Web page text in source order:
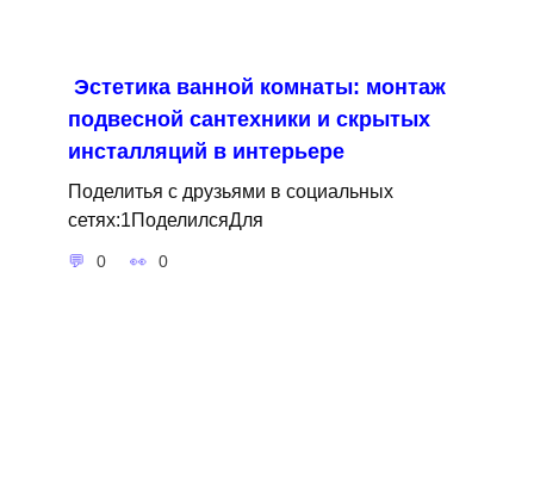
Эстетика ванной комнаты: монтаж
подвесной сантехники и скрытых
инсталляций в интерьере
Поделитья с друзьями в социальных
сетях:1ПоделилсяДля
0 0